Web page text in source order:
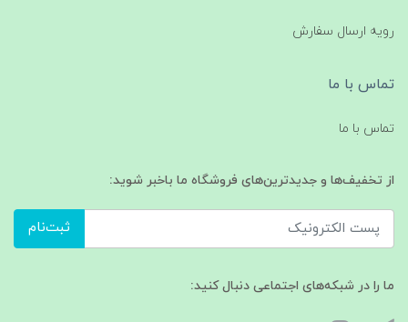
رویه ارسال سفارش
تماس با ما
تماس با ما
از تخفیف‌ها و جدیدترین‌های فروشگاه ما باخبر شوید:
ثبت‌نام
ما را در شبکه‌های اجتماعی دنبال کنید: